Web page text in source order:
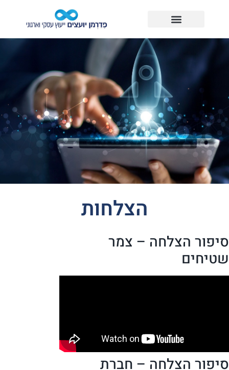
הצלחות
סיפור הצלחה – צמר
שטיחים
סיפור הצלחה – חברת